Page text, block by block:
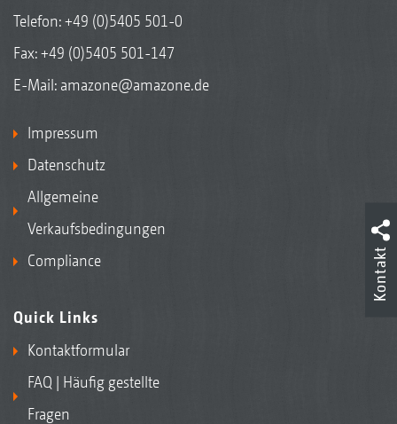
Telefon:+49 (0)5405 501-0
Fax: +49 (0)5405 501-147
E-Mail: amazone@amazone.de
Impressum
Datenschutz
Allgemeine
Verkaufsbedingungen
Compliance
Quick Links
Kontaktformular
FAQ | Häufig gestellte
Fragen
Kontakt